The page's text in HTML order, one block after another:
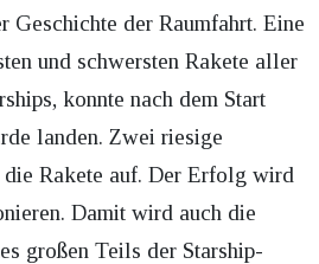
Geschichte der Raumfahrt. Eine
und schwersten Rakete aller
konnte nach dem Start
landen. Zwei riesige
Rakete auf. Der Erfolg wird
Damit wird auch die
großen Teils der Starship-